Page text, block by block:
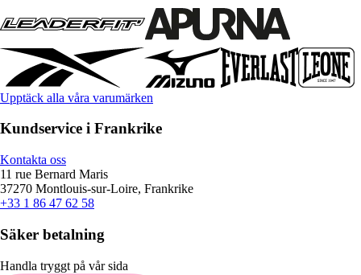
Upptäck alla våra varumärken
Kundservice i Frankrike
Kontakta oss
11 rue Bernard Maris
37270 Montlouis-sur-Loire, Frankrike
+33 1 86 47 62 58
Säker betalning
Handla tryggt på vår sida